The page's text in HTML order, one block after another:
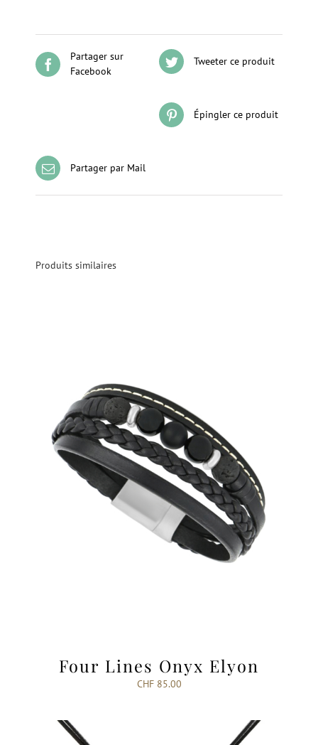
Partager sur
Facebook
Tweeter ce produit
Épingler ce produit
Partager par Mail
Produits similaires
Four Lines Onyx Elyon
CHF85.00